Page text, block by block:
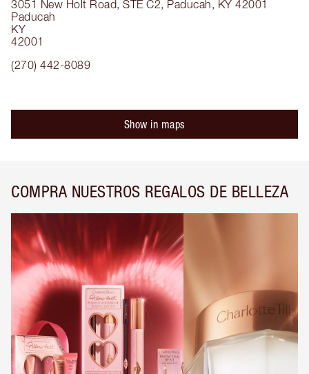
3051 New Holt Road, STE C2, Paducah, KY 42001
Paducah
KY
42001
(270) 442-8089
Show in maps
COMPRA NUESTROS REGALOS DE BELLEZA